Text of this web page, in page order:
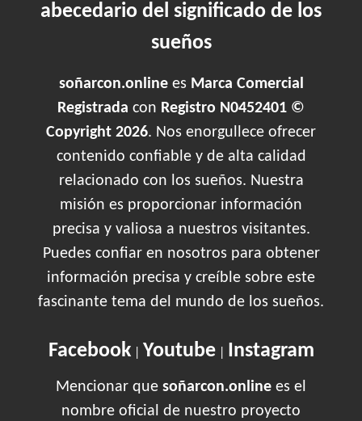
abecedario del significado de los
sueños
soñarcon.onlinees Marca Comercial
Registrada con Registro N0452401 ©
Copyright 2026. Nos enorgullece ofrecer
contenido confiable y de alta calidad
relacionado con los sueños. Nuestra
misión es proporcionar información
precisa y valiosa a nuestros visitantes.
Puedes confiar en nosotros para obtener
información precisa y creíble sobre este
fascinante tema del mundo de los sueños.
Facebook| Youtube| Instagram
Mencionar que soñarcon.online es el
nombre oficial de nuestro proyecto